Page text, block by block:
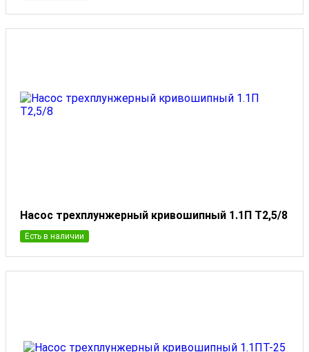
Насос трехплунжерный кривошипный 1.1П Т2,5/8
Есть в наличии